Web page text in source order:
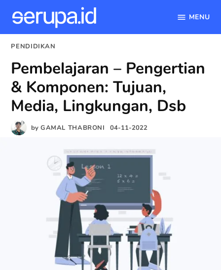
content
MENU
POSTED
PENDIDIKAN
Pembelajaran – Pengertian
& Komponen: Tujuan,
Media, Lingkungan, Dsb
by GAMAL THABRONI 04-11-2022